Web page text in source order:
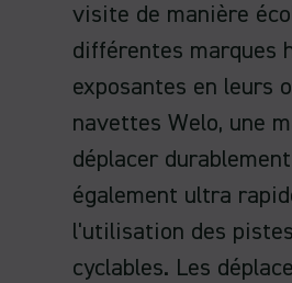
visite de manière
différentes marques
exposantes en leurs
navettes Welo, une
déplacer
également ultra
l'utilisation des
cyclables. Les